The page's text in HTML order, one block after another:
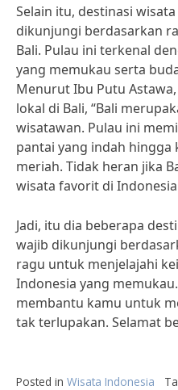
Selain itu, destinasi
dikunjungi berdasarkan
Bali. Pulau ini terkenal
yang memukau serta
Menurut Ibu Putu
lokal di Bali, “Bali
wisatawan. Pulau ini
pantai yang indah hingga
meriah. Tidak heran jika
wisata favorit di
Jadi, itu dia beberapa
wajib dikunjungi
ragu untuk menjelajahi
Indonesia yang
membantu kamu untuk
tak terlupakan. Selamat
Posted in Wisata Indonesia